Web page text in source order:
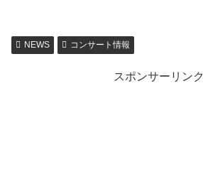
NEWS コンサート情報
スポンサーリンク